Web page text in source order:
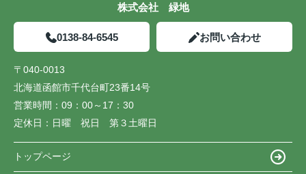
株式会社 緑地
0138-84-6545 お問い合わせ
〒040-0013
北海道函館市千代台町23番14号
営業時間： 09：00～17：30
定休日： 日曜 祝日 第３土曜日
トップページ